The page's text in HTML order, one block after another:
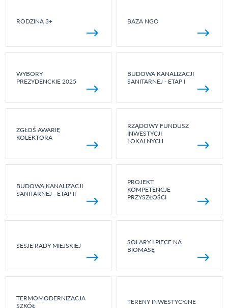
RODZINA 3+ BAZA NGO
WYBORY
PREZYDENCKIE 2025
BUDOWA KANALIZACJI
SANITARNEJ - ETAP I
ZGŁOŚ AWARIĘ
KOLEKTORA
RZĄDOWY FUNDUSZ
INWESTYCJI
LOKALNYCH
BUDOWA KANALIZACJI
SANITARNEJ - ETAP II
PROJEKT:
KOMPETENCJE
PRZYSZŁOŚCI
SESJE RADY MIEJSKIEJ
SOLARY I PIECE NA
BIOMASĘ
TERMOMODERNIZACJA
SZKÓŁ
TERENY INWESTYCYJNE